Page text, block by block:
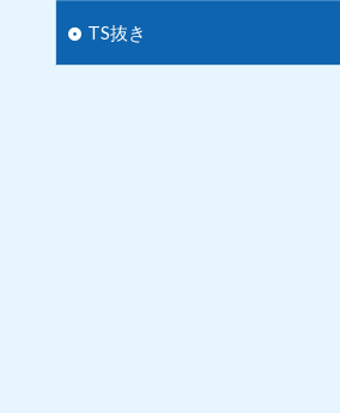
TS抜き